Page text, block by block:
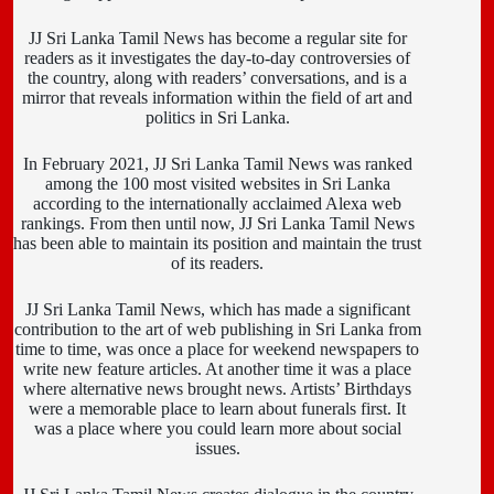
JJ Sri Lanka Tamil News has become a regular site for
readers as it investigates the day-to-day controversies of
the country, along with readers’ conversations, and is a
mirror that reveals information within the field of art and
politics in Sri Lanka.
In February 2021, JJ Sri Lanka Tamil News was ranked
among the 100 most visited websites in Sri Lanka
according to the internationally acclaimed Alexa web
rankings. From then until now, JJ Sri Lanka Tamil News
has been able to maintain its position and maintain the trust
of its readers.
JJ Sri Lanka Tamil News, which has made a significant
contribution to the art of web publishing in Sri Lanka from
time to time, was once a place for weekend newspapers to
write new feature articles. At another time it was a place
where alternative news brought news. Artists’ Birthdays
were a memorable place to learn about funerals first. It
was a place where you could learn more about social
issues.